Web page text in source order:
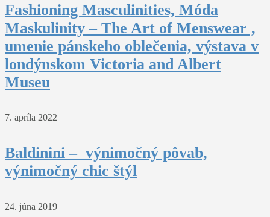
Fashioning Masculinities, Móda
Maskulinity – The Art of Menswear ,
umenie pánskeho oblečenia, výstava v
londýnskom Victoria and Albert
Museu
7. apríla 2022
Baldinini – výnimočný pôvab,
výnimočný chic štýl
24. júna 2019